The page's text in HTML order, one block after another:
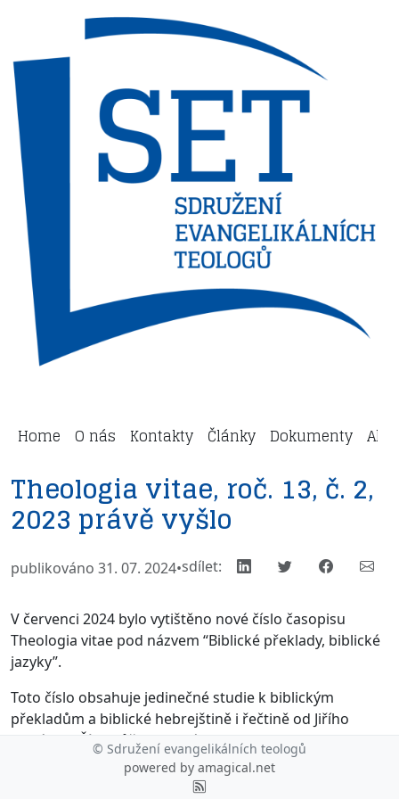
Home O nás Kontakty Články Dokumenty
Theologia vitae, roč. 13, č. 2,
2023 právě vyšlo
publikováno 31. 07. 2024•sdílet:
V červenci 2024 bylo vytištěno nové číslo časopisu
Theologia vitae pod názvem “Biblické překlady, biblické
jazyky”.
Toto číslo obsahuje jedinečné studie k biblickým
překladům a biblické hebrejštině i řečtině od Jiřího
Hedánka. Číst můžeme také studii o teologu
a překladateli Bible prof. J. B. Součkovi. Pozoruhodným
je příspěvek Jiřího Drejnara, jednoho z překladatelů
© Sdružení evangelikálních teologů
powered by amagical.net